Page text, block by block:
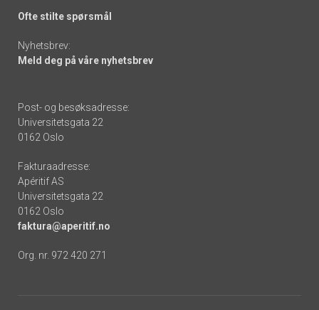
Ofte stilte spørsmål
Nyhetsbrev:
Meld deg på våre nyhetsbrev
Post- og besøksadresse:
Universitetsgata 22
0162 Oslo
Fakturaadresse:
Apéritif AS
Universitetsgata 22
0162 Oslo
faktura@aperitif.no
Org. nr. 972 420 271